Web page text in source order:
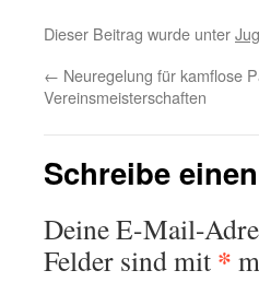
Dieser Beitrag wurde unter
← Neuregelung für kamflose
Vereinsmeisterschaften
Schreibe
Deine E-Mail-
Felder sind mit *